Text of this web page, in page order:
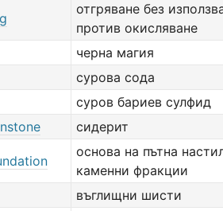
отгряване без
против окисляване
черна магия
сурова сода
суров бариев сулфид
сидерит
основа на пътна
каменни фракции
въглищни шисти